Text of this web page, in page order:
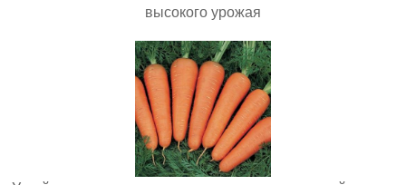
высокого урожая